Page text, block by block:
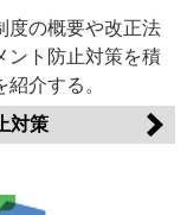
度の概要や改正法
ント防止対策を積
介する。
対策